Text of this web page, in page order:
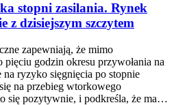
stopni zasilania. Rynek
z dzisiejszym szczytem
zapewniają, że mimo
pięciu godzin okresu przywołania na
ryzyko sięgnięcia po stopnie
na przebieg wtorkowego
się pozytywnie, i podkreśla, że ma…